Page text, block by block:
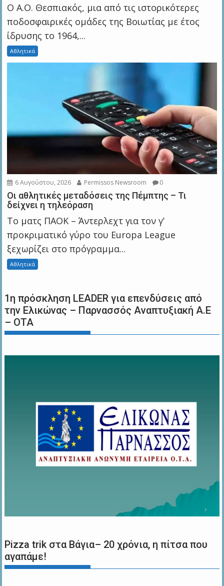
Ο Α.Ο. Θεσπιακός, μια από τις ιστορικότερες
ποδοσφαιρικές ομάδες της Βοιωτίας με έτος
ίδρυσης το 1964,...
Αθλητικά
6 Αυγούστου, 2026 Permissos Newsroom 0
Οι αθλητικές μεταδόσεις της Πέμπτης – Τι
δείχνει η τηλεόραση
Το ματς ΠΑΟΚ – Άντερλεχτ για τον γ’
προκριματικό γύρο του Europa League
ξεχωρίζει στο πρόγραμμα...
Αθλητικά
1η πρόσκληση LEADER για επενδύσεις από
την Ελικώνας – Παρνασσός Αναπτυξιακή Α.Ε
– ΟΤΑ
Pizza trik στα Βάγια– 20 χρόνια, η πίτσα που
αγαπάμε!